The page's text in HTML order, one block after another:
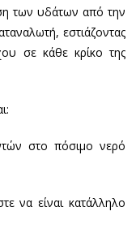
των υδάτων από την
εστιάζοντας
σε κάθε κρίκο της
στο πόσιμο νερό
να είναι κατάλληλο